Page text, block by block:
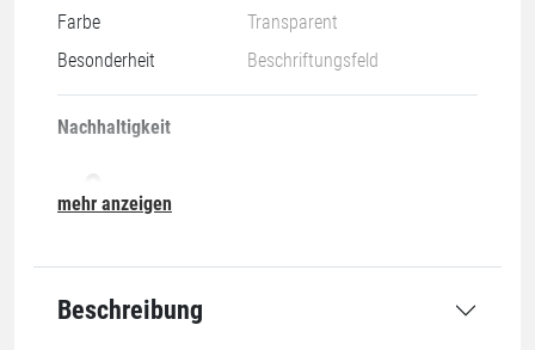
Farbe
Transparent
Besonderheit
Beschriftungsfeld
Nachhaltigkeit
07-O
mehr anzeigen
Beschreibung